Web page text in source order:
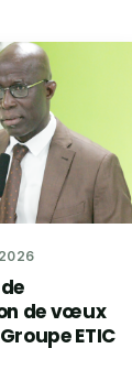
de vœux
ETIC